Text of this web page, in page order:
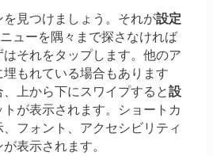
見つけましょう。それが設定
ューを隅々まで探さなければ
それをタップします。他のア
もれている場合もあります
上から下にスワイプすると設
が表示されます。ショートカ
フォント、アクセシビリティ
表示されます。